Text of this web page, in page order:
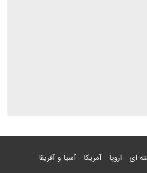
ای اروپا آمریکا آسیا و آفریقا